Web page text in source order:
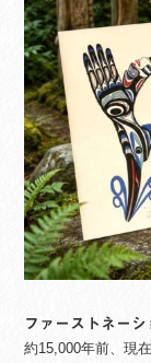
ファーストネーシ
約15,000年前、現